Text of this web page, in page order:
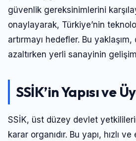
güvenlik gereksinimlerini
onaylayarak, Türkiye’nin
artırmayı hedefler. Bu
azaltırken yerli sanayinin
SSİK’in Yapısı ve
SSİK, üst düzey devlet
karar organıdır. Bu yapı, hızlı